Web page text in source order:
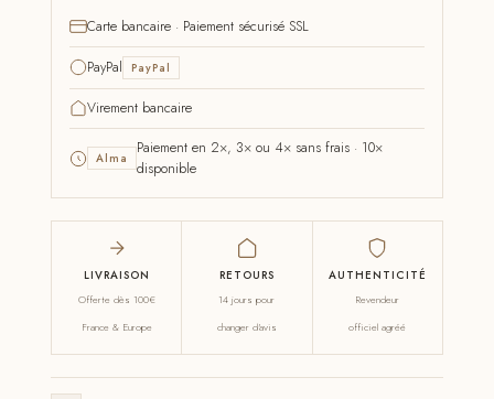
Carte bancaire · Paiement sécurisé SSL
PayPal PayPal
Virement bancaire
Alma
Paiement en 2×, 3× ou 4× sans frais · 10×
disponible
LIVRAISON
Offerte dès 100€
France & Europe
RETOURS
14 jours pour
changer d'avis
AUTHENTICITÉ
Revendeur
officiel agréé